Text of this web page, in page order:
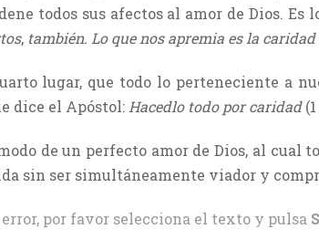
todos sus afectos al amor de Dios. Es
, también. Lo que nos apremia es la
lugar, que todo lo perteneciente a
dice el Apóstol: Hacedlo todo por caridad
de un perfecto amor de Dios, al cual
sin ser simultáneamente viador y
por favor selecciona el texto y pulsa